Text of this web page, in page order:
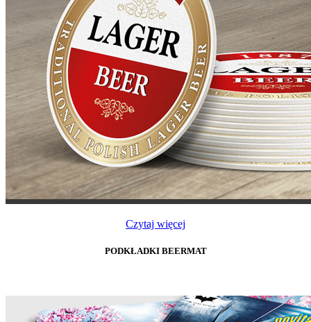
Czytaj więcej
PODKŁADKI BEERMAT